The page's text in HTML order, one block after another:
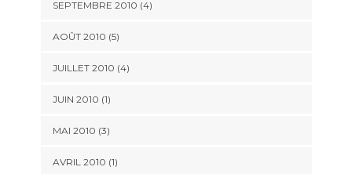
SEPTEMBRE 2010 (4)
AOÛT 2010 (5)
JUILLET 2010 (4)
JUIN 2010 (1)
MAI 2010 (3)
AVRIL 2010 (1)